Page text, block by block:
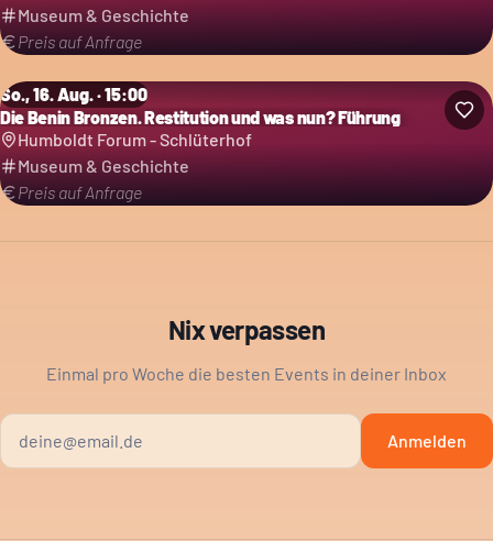
Museum & Geschichte
Preis auf Anfrage
So., 16. Aug. · 15:00
Die Benin Bronzen. Restitution und was nun? Führung
Humboldt Forum - Schlüterhof
Museum & Geschichte
Preis auf Anfrage
Nix verpassen
Einmal pro Woche die besten Events in deiner Inbox
Anmelden